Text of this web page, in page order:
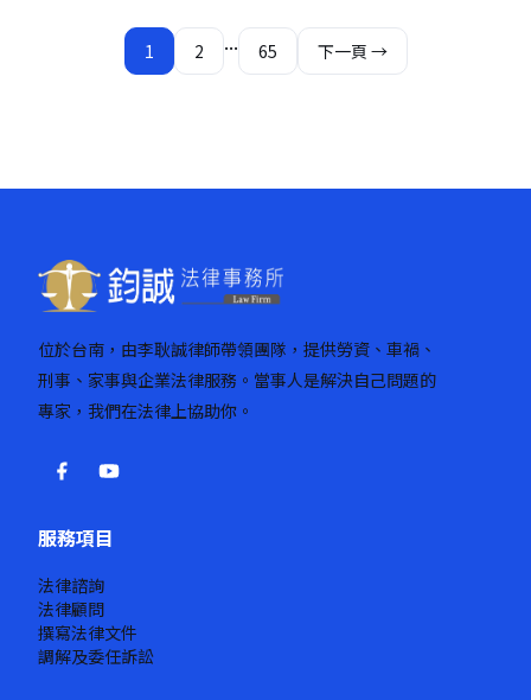
1 2 ... 65 下一頁 →
位於台南，由李耿誠律師帶領團隊，提供勞資、車禍、
刑事、家事與企業法律服務。當事人是解決自己問題的
專家，我們在法律上協助你。
服務項目
法律諮詢
法律顧問
撰寫法律文件
調解及委任訴訟